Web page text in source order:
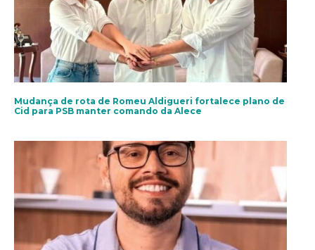
Mudança de rota de Romeu Aldigueri fortalece plano de
Cid para PSB manter comando da Alece